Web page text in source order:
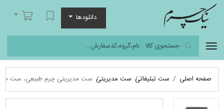
دانلودها
لیست مورد علاقه
سبد خرید
صفحه اصلی ست تبلیغاتی ست مدیریتی ست مدیریتی چرم طبیعی، ست